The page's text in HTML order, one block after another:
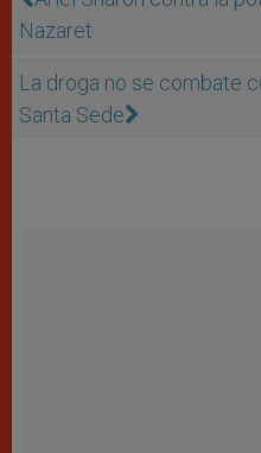
Nazaret
La droga no se combate
Santa Sede